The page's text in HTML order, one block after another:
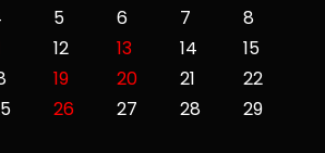
5 6 7
8
12 13 14
15
19 20 21
22
26 27 28
29